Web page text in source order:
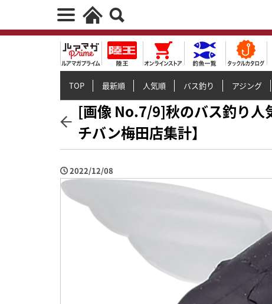
TOP 最新順 人気順 バス釣り アジング
[画像 No.7/9]秋のバス釣り人
チバン梅田店集計】
2022/12/08